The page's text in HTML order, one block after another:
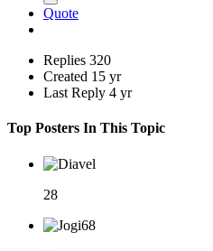
Quote
Replies 320
Created 15 yr
Last Reply 4 yr
Top Posters In This Topic
28